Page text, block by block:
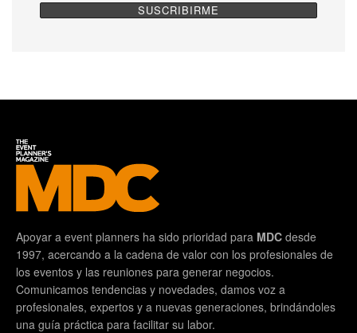
Apoyar a event planners ha sido prioridad para MDC desde
1997, acercando a la cadena de valor con los profesionales de
los eventos y las reuniones para generar negocios.
Comunicamos tendencias y novedades, damos voz a
profesionales, expertos y a nuevas generaciones, brindándoles
una guía práctica para facilitar su labor.